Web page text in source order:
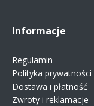
Informacje
Regulamin
Polityka prywatności
Dostawa i płatność
Zwroty i reklamacje